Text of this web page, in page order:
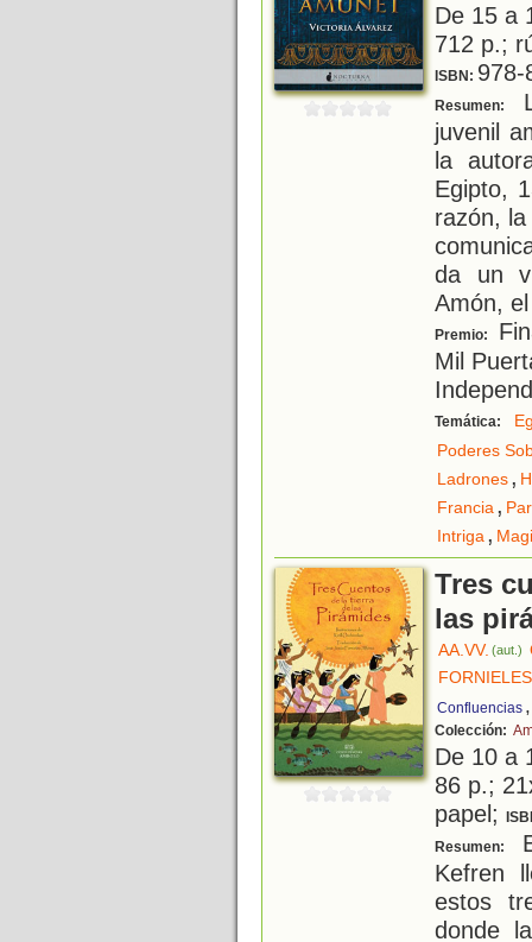
De 15 a
712 p.;
ISBN: 978-
Resumen:
juvenil
la
Egipto,
razón,
da un
Amón,
Premio:
Mil
Temática:
Poderes
Ladrones,
Francia,
Intriga,
Tres
las
AA.VV. (aut.)
Confluencias
Colección:
De 10 a
86 p.;
papel;
Resumen:
Kefren
estos
donde